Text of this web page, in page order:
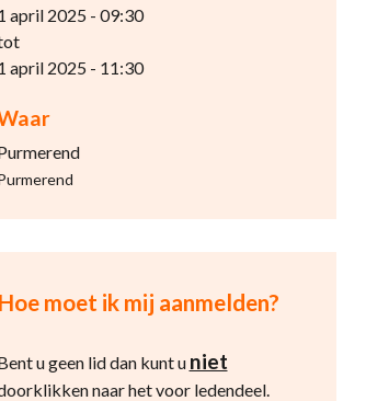
april 2025 - 09:30
april 2025 - 11:30
Hoe moet ik mij aanmelden?
u geen lid dan kunt u niet
naar het voor ledendeel.